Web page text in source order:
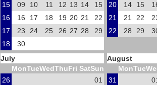
15
09 10 11 12 13 14
15
16
16 17 18 19 20 21
22
17
23 24 25 26 27 28
29
18
30
20
14 15
21
21 22
22
28 29
July
MonTueWedThuFri SatSun
26
01
August
MonTue
31